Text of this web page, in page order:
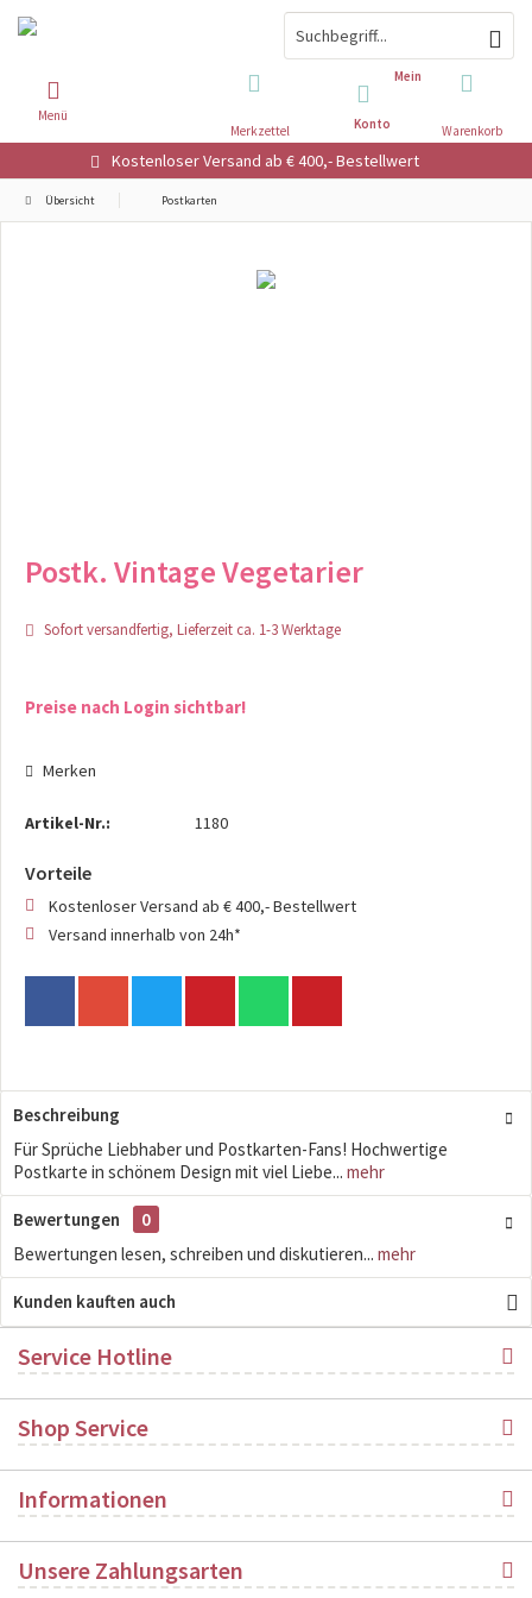
Kostenloser Versand ab € 400,- Bestellwert
Warenkorb
Merkzettel
Mein
Konto
Menü
Übersicht Postkarten
Postk. Vintage Vegetarier
Sofort versandfertig, Lieferzeit ca. 1-3 Werktage
Preise nach Login sichtbar!
Merken
Artikel-Nr.: 1180
Vorteile
Kostenloser Versand ab € 400,- Bestellwert
Versand innerhalb von 24h*
Beschreibung
Für Sprüche Liebhaber und Postkarten-Fans! Hochwertige
Postkarte in schönem Design mit viel Liebe... mehr
Bewertungen
0
Bewertungen lesen, schreiben und diskutieren... mehr
Kunden kauften auch
Service Hotline
Shop Service
Informationen
Unsere Zahlungsarten